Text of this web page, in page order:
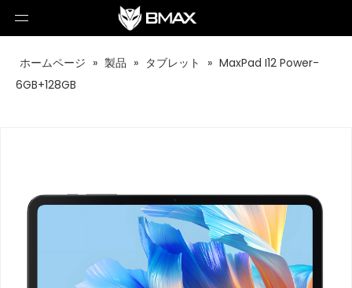
ホームページ » 製品 » タブレット » MaxPad I12 Power-
6GB+128GB